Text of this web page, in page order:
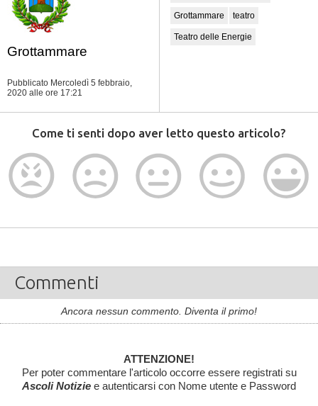
Grottammare
Pubblicato Mercoledì 5 febbraio,
2020 alle ore 17:21
Grottammare teatro
Teatro delle Energie
Come ti senti dopo aver letto questo articolo?
Commenti
Ancora nessun commento. Diventa il primo!
ATTENZIONE!
Per poter commentare l'articolo occorre essere registrati su
Ascoli Notizie e autenticarsi con Nome utente e Password